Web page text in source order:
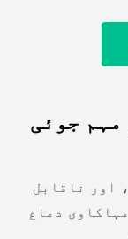
مہم جوئی
اور ناقابل
دماغ